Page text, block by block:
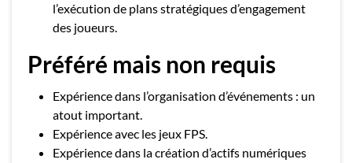
l’exécution de plans stratégiques d’engagement
des joueurs.
Préféré mais non requis
Expérience dans l’organisation d’événements : un
atout important.
Expérience avec les jeux FPS.
Expérience dans la création d’actifs numériques